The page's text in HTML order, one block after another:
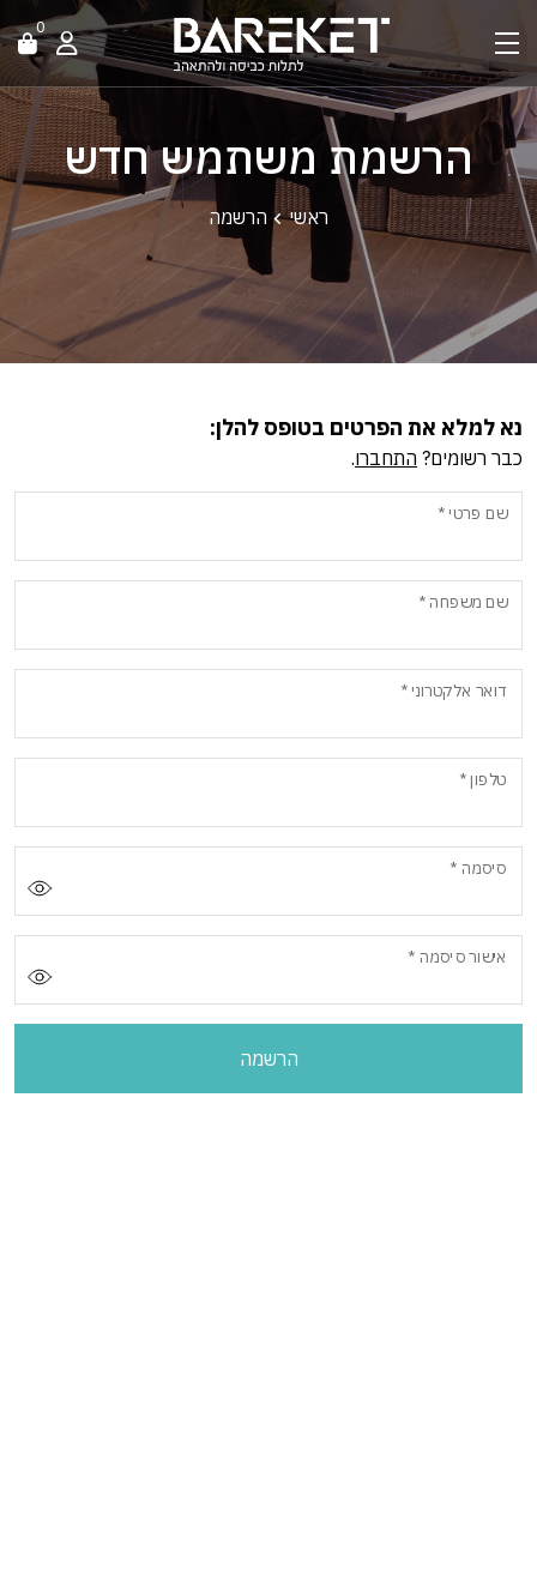
0
הרשמת משתמש חדש
ראשי הרשמה
נא למלא את הפרטים בטופס להלן:
כבר רשומים? התחברו.
שם פרטי *
שם משפחה *
דואר אלקטרוני *
טלפון *
סיסמה *
הצג
אישור סיסמה *
הצג
הרשמה